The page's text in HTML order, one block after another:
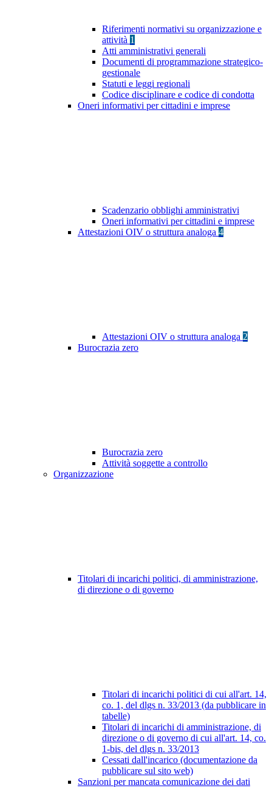
Riferimenti normativi su organizzazione e
attività 1
Atti amministrativi generali
Documenti di programmazione strategico-
gestionale
Statuti e leggi regionali
Codice disciplinare e codice di condotta
Oneri informativi per cittadini e imprese
Scadenzario obblighi amministrativi
Oneri informativi per cittadini e imprese
Attestazioni OIV o struttura analoga 4
Attestazioni OIV o struttura analoga 2
Burocrazia zero
Burocrazia zero
Attività soggette a controllo
Organizzazione
Titolari di incarichi politici, di amministrazione,
di direzione o di governo
Titolari di incarichi politici di cui all'art. 14,
co. 1, del dlgs n. 33/2013 (da pubblicare in
tabelle)
Titolari di incarichi di amministrazione, di
direzione o di governo di cui all'art. 14, co.
1-bis, del dlgs n. 33/2013
Cessati dall'incarico (documentazione da
pubblicare sul sito web)
Sanzioni per mancata comunicazione dei dati